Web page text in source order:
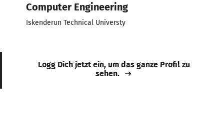
Computer Engineering
Iskenderun Technical Universty
Logg Dich jetzt ein, um das ganze Profil zu
sehen.